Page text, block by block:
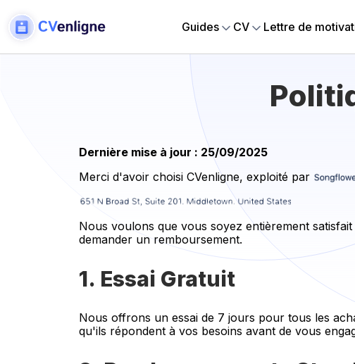
Guides CV Lettre de
Dernière mise à jour : 25/09/2025
Merci d'avoir choisi CVenligne, exploité par
Nous voulons que vous soyez entièrement
demander un remboursement.
1. Essai Gratuit
Nous offrons un essai de 7 jours pour tous les
qu'ils répondent à vos besoins avant de vous